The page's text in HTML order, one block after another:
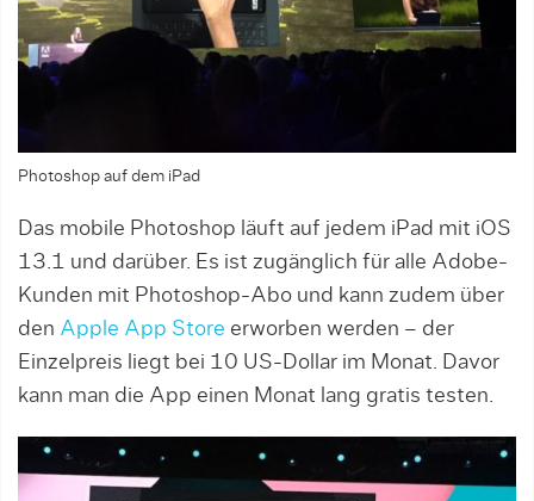
Photoshop auf dem iPad
Das mobile Photoshop läuft auf jedem iPad mit iOS
13.1 und darüber. Es ist zugänglich für alle Adobe-
Kunden mit Photoshop-Abo und kann zudem über
den Apple App Store erworben werden – der
Einzelpreis liegt bei 10 US-Dollar im Monat. Davor
kann man die App einen Monat lang gratis testen.